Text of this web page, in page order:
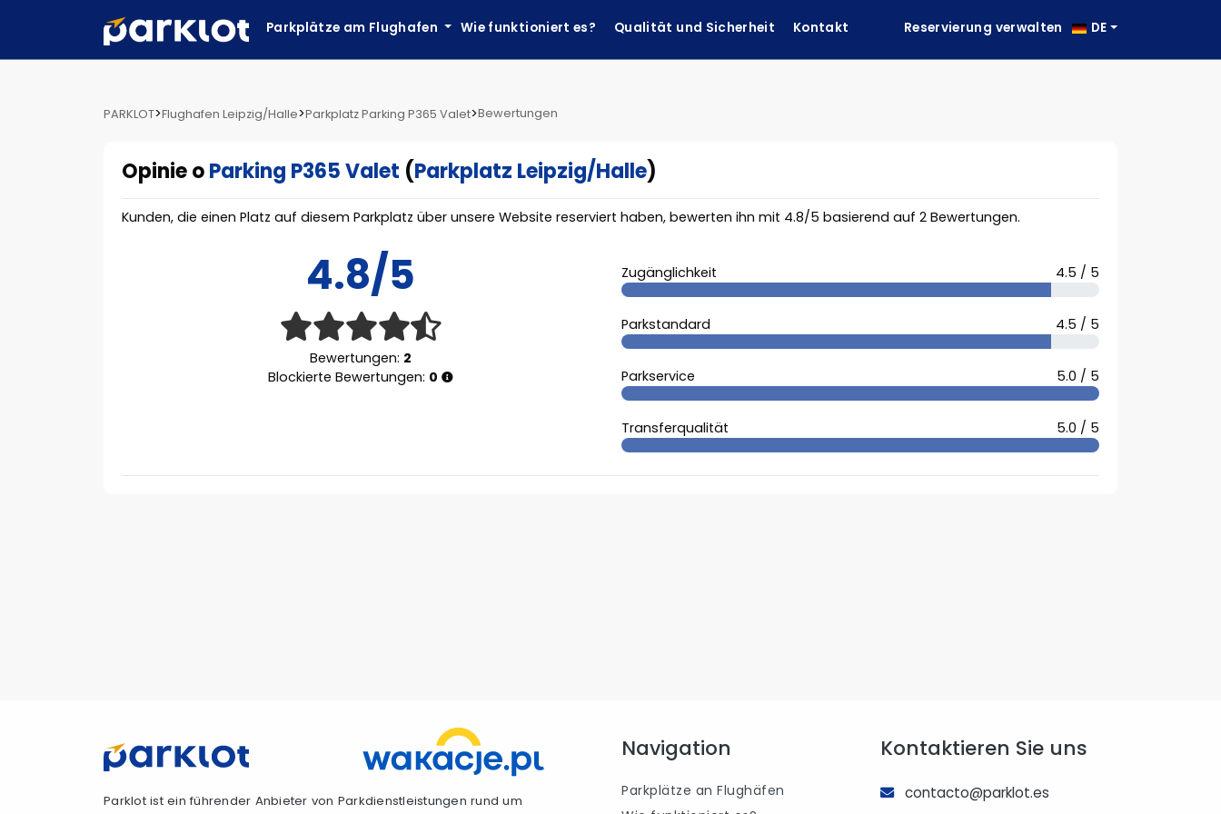
Parkplätze am Flughafen Wie funktioniert es? Qualität und Sicherheit Kontakt Reservierung verwalten DE
PARKLOT>Flughafen Leipzig/Halle>Parkplatz Parking P365 Valet>Bewertungen
Opinie oParking P365 Valet (Parkplatz Leipzig/Halle)
Kunden, die einen Platz auf diesem Parkplatz über unsere Website reserviert haben, bewerten ihn mit 4.8/5 basierend auf 2 Bewertungen.
4.8/5
Bewertungen: 2
Blockierte Bewertungen: 0
Zugänglichkeit 4.5 / 5
Parkstandard 4.5 / 5
Parkservice 5.0 / 5
Transferqualität 5.0 / 5
Parklot ist ein führender Anbieter von Parkdienstleistungen rund um
Navigation
Parkplätze an Flughäfen
Kontaktieren Sie uns
contacto@parklot.es